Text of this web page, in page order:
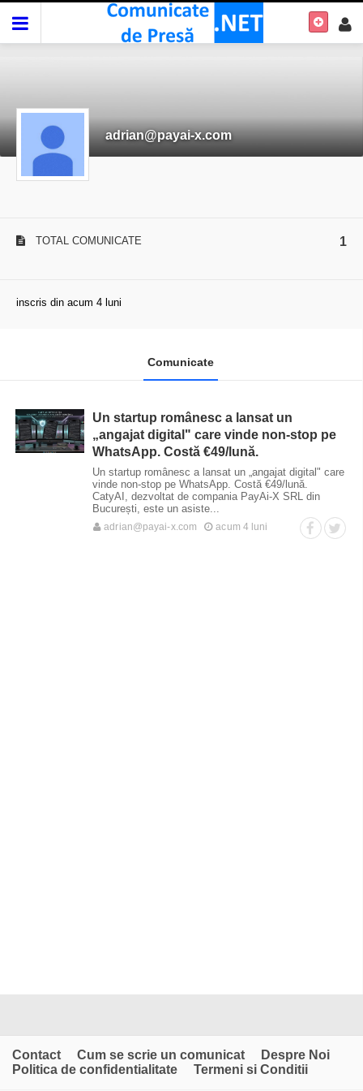
adrian@payai-x.com
TOTAL COMUNICATE 1
inscris din acum 4 luni
Comunicate
Un startup românesc a lansat un
„angajat digital" care vinde non-stop pe
WhatsApp. Costă €49/lună.
Un startup românesc a lansat un „angajat digital" care
vinde non-stop pe WhatsApp. Costă €49/lună.
CatyAI, dezvoltat de compania PayAi-X SRL din
București, este un asiste...
adrian@payai-x.com acum 4 luni
Contact Cum se scrie un comunicat
Despre Noi
Politica de confidentialitate
Termeni si Conditii